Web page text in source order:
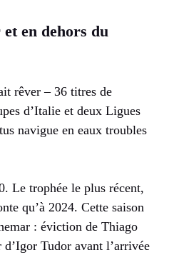
en dehors du
rêver – 36 titres de
d’Italie et deux Ligues
navigue en eaux troubles
Le trophée le plus récent,
qu’à 2024. Cette saison
: éviction de Thiago
Tudor avant l’arrivée